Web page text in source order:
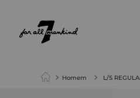
Homem L/S